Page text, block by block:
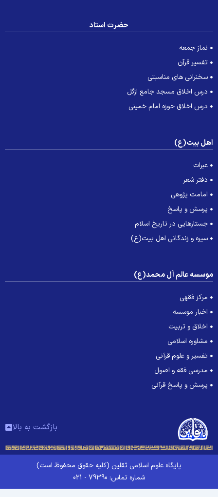
حضرت استاد
نماز جمعه
تفسیر قرآن
سخنرانی های مناسبتی
درس اخلاق مسجد جامع ازگل
درس اخلاق حوزه امام خمینی
بیت(ع)
عبرات
دفتر شعر
امامت پژوهی
پرسش و پاسخ
جستارهایی در تاریخ اسلام
سیره و زندگانی اهل بیت(ع)
عالم آل محمد(ع)
مرکز فقهی
اخبار موسسه
اخلاق و تربیت
مشاوره اسلامی
تفسیر و علوم قرآنی
مدرسی فقه و اصول
پرسش و پاسخ قرآنی
بازگشت به بالا
پایگاه علوم اسلامی ثقلین (کلیه حقوق محفوظ است)
شماره تماس: 79390 - 021